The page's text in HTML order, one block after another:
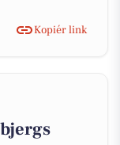
Kopiér link